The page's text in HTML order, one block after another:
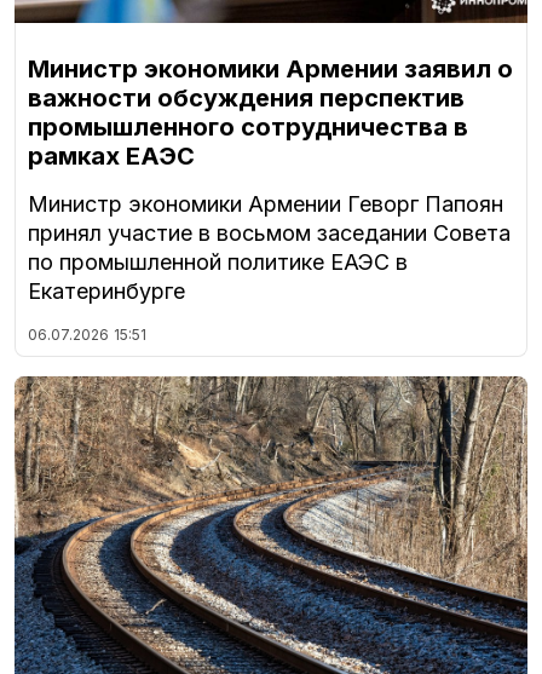
Министр экономики Армении заявил о
важности обсуждения перспектив
промышленного сотрудничества в
рамках ЕАЭС
Министр экономики Армении Геворг Папоян
принял участие в восьмом заседании Совета
по промышленной политике ЕАЭС в
Екатеринбурге
06.07.2026 15:51